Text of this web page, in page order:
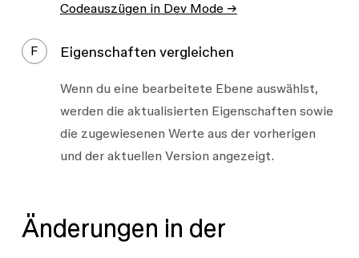
Codeauszügen in Dev Mode →
F Eigenschaften vergleichen
Wenn du eine bearbeitete Ebene auswählst,
werden die aktualisierten Eigenschaften sowie
die zugewiesenen Werte aus der vorherigen
und der aktuellen Version angezeigt.
Änderungen in der